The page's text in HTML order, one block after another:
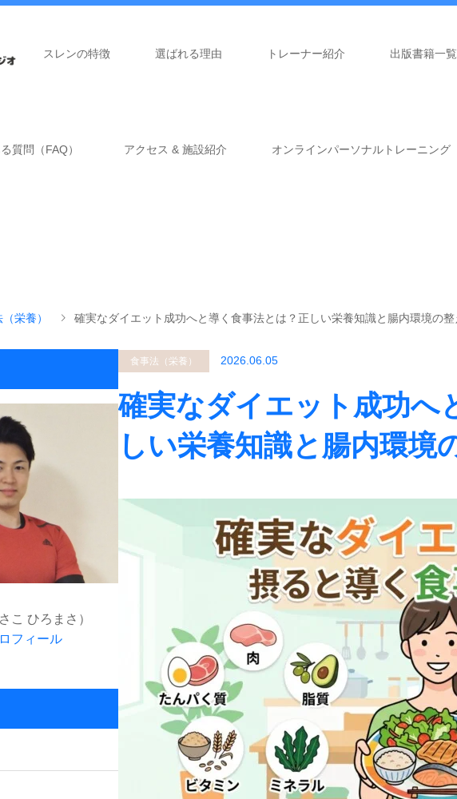
スレンの特徴 選ばれる理由 トレーナー紹介 出版書籍一覧
質問（FAQ） アクセス & 施設紹介 オンラインパーソナルトレーニング
栄養） 確実なダイエット成功へと導く食事法とは？正しい栄養知識と腸内環境の整
食事法（栄養） 2026.06.05
確実なダイエット成功へ
しい栄養知識と腸内環境
こ ひろまさ）
フィール